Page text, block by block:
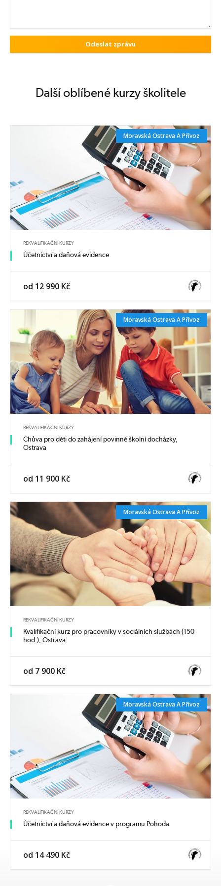
Zobrazit termíny kurzů
Další oblíbené kurzy školitele
Moravská Ostrava A Přívoz
REKVALIFIKAČNÍ KURZY
Účetnictví a daňová evidence
od 12 990 Kč
Moravská Ostrava A Přívoz
REKVALIFIKAČNÍ KURZY
Chůva pro děti do zahájení povinné školní docházky,
Ostrava
od 11 900 Kč
Moravská Ostrava A Přívoz
REKVALIFIKAČNÍ KURZY
Kvalifikační kurz pro pracovníky v sociálních službách (150
hod.), Ostrava
od 7 900 Kč
Moravská Ostrava A Přívoz
REKVALIFIKAČNÍ KURZY
Účetnictví a daňová evidence v programu Pohoda
od 14 490 Kč